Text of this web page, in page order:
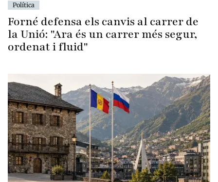
Política
Forné defensa els canvis al carrer de
la Unió: "Ara és un carrer més segur,
ordenat i fluid"